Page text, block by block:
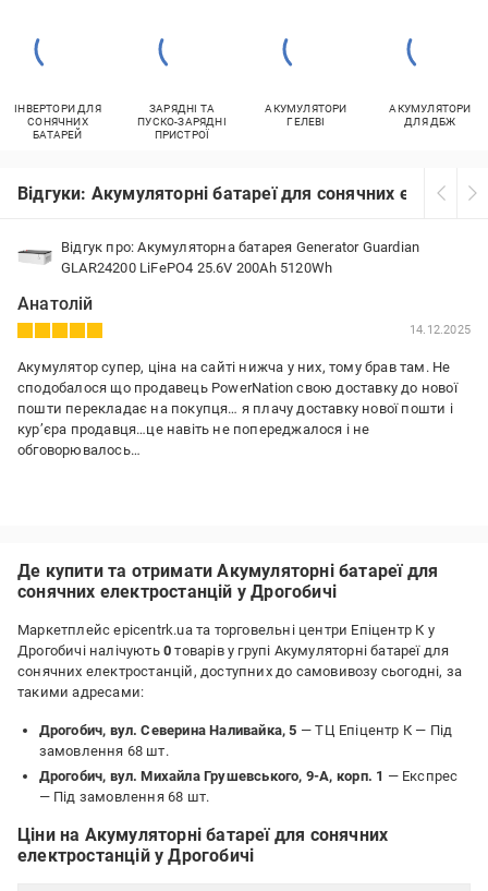
ІНВЕРТОРИ ДЛЯ
СОНЯЧНИХ
БАТАРЕЙ
ЗАРЯДНІ ТА
ПУСКО-ЗАРЯДНІ
ПРИСТРОЇ
АКУМУЛЯТОРИ
ГЕЛЕВІ
АКУМУЛЯТОРИ
ДЛЯ ДБЖ
Відгуки: Акумуляторні батареї для сонячних
Відгук про: Акумуляторна батарея Generator Guardian
GLAR24200 LiFePO4 25.6V 200Ah 5120Wh
Анатолій
14.12.2025
Акумулятор супер, ціна на сайті нижча у них, тому брав там. Не
сподобалося що продавець PowerNation свою доставку до нової
пошти перекладає на покупця… я плачу доставку нової пошти і
курʼєра продавця…це навіть не попереджалося і не
обговорювалось…
Де купити та отримати Акумуляторні батареї для
сонячних електростанцій у Дрогобичі
Маркетплейс epicentrk.ua та торговельні центри Епіцентр К у
Дрогобичі налічують 0 товарів у групі Акумуляторні батареї для
сонячних електростанцій, доступних до самовивозу сьогодні, за
такими адресами:
Дрогобич, вул. Северина Наливайка, 5 — ТЦ Епіцентр К — Під
замовлення 68 шт.
Дрогобич, вул. Михайла Грушевського, 9-А, корп. 1 — Експрес
— Під замовлення 68 шт.
Ціни на Акумуляторні батареї для сонячних
електростанцій у Дрогобичі